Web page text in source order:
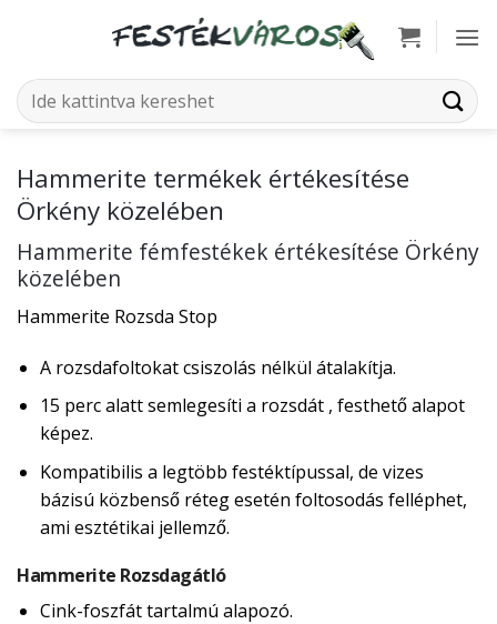
Keresés
a
Hammerite termékek értékesítése
Örkény közelében
Hammerite fémfestékek értékesítése Örkény
közelében
Hammerite Rozsda Stop
A rozsdafoltokat csiszolás nélkül átalakítja.
15 perc alatt semlegesíti a rozsdát , festhető alapot
képez.
Kompatibilis a legtöbb festéktípussal, de vizes
bázisú közbenső réteg esetén foltosodás felléphet,
ami esztétikai jellemző.
Hammerite Rozsdagátló
Cink-foszfát tartalmú alapozó.